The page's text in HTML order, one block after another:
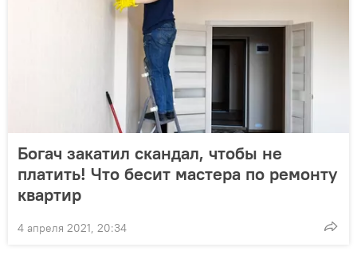
Богач закатил скандал, чтобы не
платить! Что бесит мастера по ремонту
квартир
4 апреля 2021, 20:34